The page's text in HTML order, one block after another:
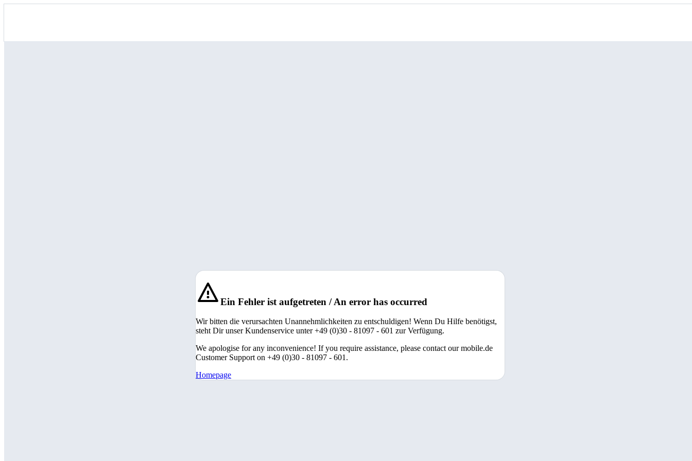
Ein Fehler ist aufgetreten / An error has occurred
Wir bitten die verursachten Unannehmlichkeiten zu entschuldigen! Wenn Du Hilfe benötigst,
steht Dir unser Kundenservice unter +49 (0)30 - 81097 - 601 zur Verfügung.
We apologise for any inconvenience! If you require assistance, please contact our mobile.de
Customer Support on +49 (0)30 - 81097 - 601.
Homepage